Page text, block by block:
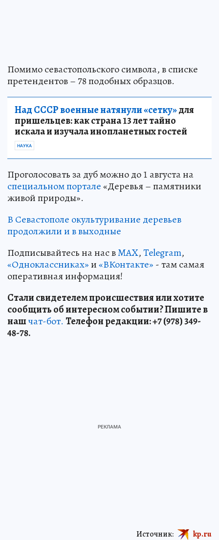
Помимо севастопольского символа, в списке
претендентов – 78 подобных образцов.
Над СССР военные натянули «сетку»для
пришельцев: как страна 13 лет тайно
искала и изучала инопланетных гостей
НАУКА
Проголосовать за дуб можно до 1 августа на
специальном портале«Деревья – памятники
живой природы».
В Севастополе окультуривание деревьев
продолжили и в выходные
Подписывайтесь на нас вMAX,Telegram,
«Одноклассниках»и«ВКонтакте» - там самая
оперативная информация!
Стали свидетелем происшествия или хотите
сообщить об интересном событии? Пишите в
нашчат-бот. Телефон редакции: +7 (978) 349-
48-78.
Источник: kp.ru